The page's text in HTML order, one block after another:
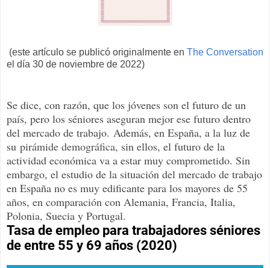
(este artículo se publicó originalmente en The Conversation
el día 30 de noviembre de 2022)
Se dice, con razón, que los jóvenes son el futuro de un
país, pero los séniores aseguran mejor ese futuro dentro
del mercado de trabajo. Además, en España, a la luz de
su pirámide demográfica, sin ellos, el futuro de la
actividad económica va a estar muy comprometido. Sin
embargo, el estudio de la situación del mercado de trabajo
en España no es muy edificante para los mayores de 55
años, en comparación con Alemania, Francia, Italia,
Polonia, Suecia y Portugal.